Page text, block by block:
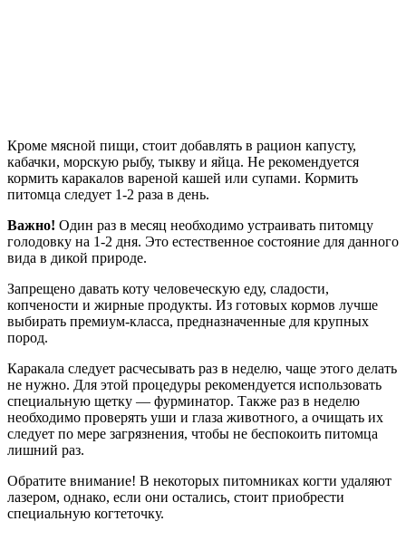
Кроме мясной пищи, стоит добавлять в рацион капусту,
кабачки, морскую рыбу, тыкву и яйца. Не рекомендуется
кормить каракалов вареной кашей или супами. Кормить
питомца следует 1-2 раза в день.
Важно! Один раз в месяц необходимо устраивать питомцу
голодовку на 1-2 дня. Это естественное состояние для данного
вида в дикой природе.
Запрещено давать коту человеческую еду, сладости,
копчености и жирные продукты. Из готовых кормов лучше
выбирать премиум-класса, предназначенные для крупных
пород.
Каракала следует расчесывать раз в неделю, чаще этого делать
не нужно. Для этой процедуры рекомендуется использовать
специальную щетку — фурминатор. Также раз в неделю
необходимо проверять уши и глаза животного, а очищать их
следует по мере загрязнения, чтобы не беспокоить питомца
лишний раз.
Обратите внимание! В некоторых питомниках когти удаляют
лазером, однако, если они остались, стоит приобрести
специальную когтеточку.